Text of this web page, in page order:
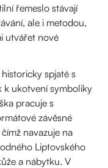
řemeslo stávají
ale i metodou,
utvářet nové
spjaté s
k ukotvení symboliky
pracuje s
závěsné
navazuje na
Liptovského
a nábytku. V